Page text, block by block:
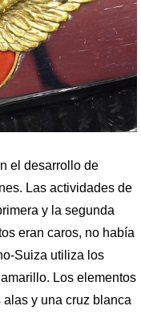
el desarrollo de
Las actividades de
y la segunda
eran caros, no había
Suiza utiliza los
Los elementos
y una cruz blanca